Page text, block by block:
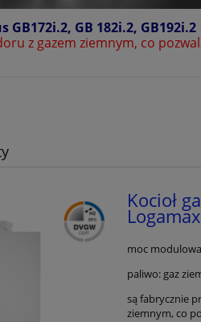
17
do
GB172i.2, GB 182i.2, GB192i.2
z gazem ziemnym, co
Kocioł
moc
paliwo: gaz
są fabrycznie
ziemnym, co